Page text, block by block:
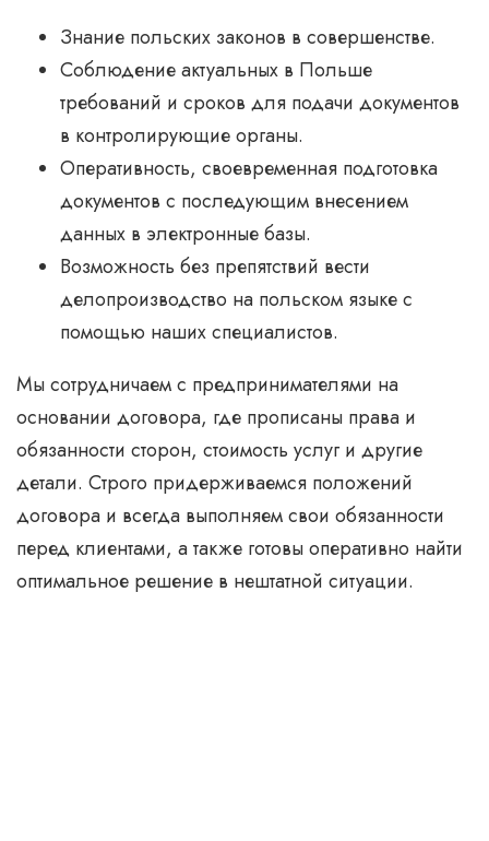
Знание польских законов в совершенстве.
Соблюдение актуальных в Польше
требований и сроков для подачи документов
в контролирующие органы.
Оперативность, своевременная подготовка
документов с последующим внесением
данных в электронные базы.
Возможность без препятствий вести
делопроизводство на польском языке с
помощью наших специалистов.
Мы сотрудничаем с предпринимателями на
основании договора, где прописаны права и
обязанности сторон, стоимость услуг и другие
детали. Строго придерживаемся положений
договора и всегда выполняем свои обязанности
перед клиентами, а также готовы оперативно найти
оптимальное решение в нештатной ситуации.